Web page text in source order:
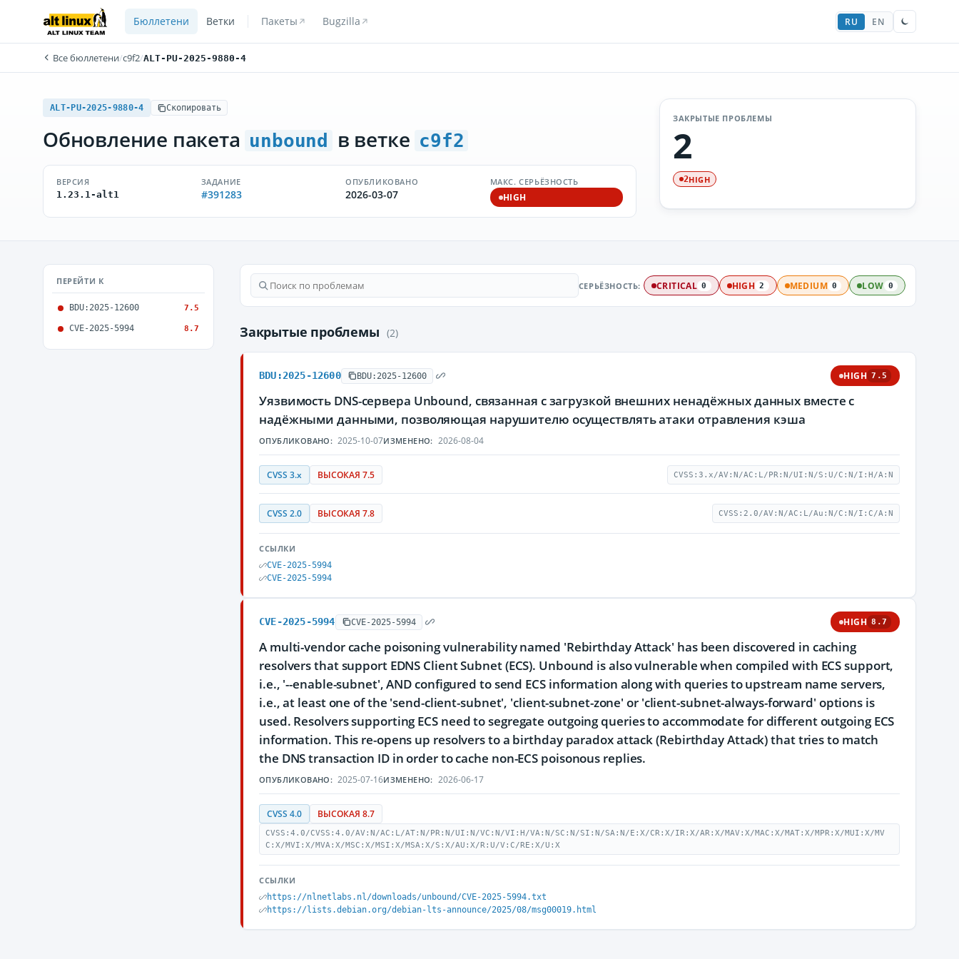
Бюллетени Ветки Пакеты Bugzilla RU EN
Все бюллетени/c9f2/ALT-PU-2025-9880-4
ALT-PU-2025-9880-4 Скопировать
Обновление пакета unbound в ветке c9f2
ВЕРСИЯ
1.23.1-alt1
ЗАДАНИЕ
#391283
ОПУБЛИКОВАНО
2026-03-07
МАКС. СЕРЬЁЗНОСТЬ
HIGH
ЗАКРЫТЫЕ ПРОБЛЕМЫ
2
2HIGH
ПЕРЕЙТИ К
BDU:2025-12600 7.5
CVE-2025-5994 8.7
СЕРЬЁЗНОСТЬ: CRITICAL 0 HIGH 2 MEDIUM 0 LOW 0
Закрытые проблемы (2)
BDU:2025-12600 BDU:2025-12600 HIGH 7.5
Уязвимость DNS-сервера Unbound, связанная с загрузкой внешних ненадёжных данных вместе с
надёжными данными, позволяющая нарушителю осуществлять атаки отравления кэша
ОПУБЛИКОВАНО: 2025-10-07ИЗМЕНЕНО: 2026-08-04
CVSS 3.x ВЫСОКАЯ 7.5 CVSS:3.x/AV:N/AC:L/PR:N/UI:N/S:U/C:N/I:H/A:N
CVSS 2.0 ВЫСОКАЯ 7.8 CVSS:2.0/AV:N/AC:L/Au:N/C:N/I:C/A:N
ССЫЛКИ
CVE-2025-5994
CVE-2025-5994
CVE-2025-5994 CVE-2025-5994 HIGH 8.7
A multi-vendor cache poisoning vulnerability named 'Rebirthday Attack' has been discovered in caching
resolvers that support EDNS Client Subnet (ECS). Unbound is also vulnerable when compiled with ECS support,
i.e., '--enable-subnet', AND configured to send ECS information along with queries to upstream name servers,
i.e., at least one of the 'send-client-subnet', 'client-subnet-zone' or 'client-subnet-always-forward' options is
used. Resolvers supporting ECS need to segregate outgoing queries to accommodate for different outgoing ECS
information. This re-opens up resolvers to a birthday paradox attack (Rebirthday Attack) that tries to match
the DNS transaction ID in order to cache non-ECS poisonous replies.
ОПУБЛИКОВАНО: 2025-07-16ИЗМЕНЕНО: 2026-06-17
CVSS 4.0 ВЫСОКАЯ 8.7
CVSS:4.0/CVSS:4.0/AV:N/AC:L/AT:N/PR:N/UI:N/VC:N/VI:H/VA:N/SC:N/SI:N/SA:N/E:X/CR:X/IR:X/AR:X/MAV:X/MAC:X/MAT:X/MPR:X/MUI:X/MV
C:X/MVI:X/MVA:X/MSC:X/MSI:X/MSA:X/S:X/AU:X/R:U/V:C/RE:X/U:X
ССЫЛКИ
https://nlnetlabs.nl/downloads/unbound/CVE-2025-5994.txt
https://lists.debian.org/debian-lts-announce/2025/08/msg00019.html